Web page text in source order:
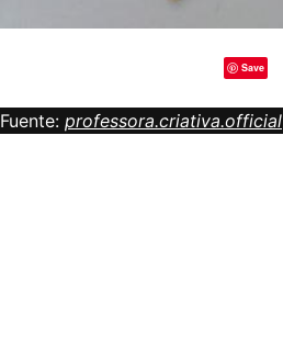
Save
Fuente: professora.criativa.official